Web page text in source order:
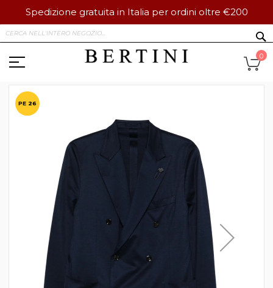
Spedizione gratuita in Italia per ordini oltre €200
al
contenuto
0
alla
fine
PE 26